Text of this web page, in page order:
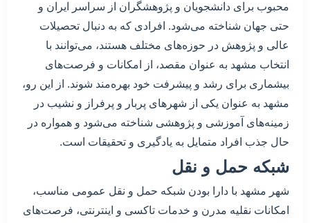
محبوب برای دانشجویان و پژوهشگران از سراسر ایران و
حتی جهان شناخته می‌شود. افرادی که به دنبال تحصیلات
عالی و پژوهش در حوزه‌های مختلف هستند، می‌توانند با
انتخاب مشهد به عنوان مقصد، از امکانات و فرصت‌های
بیشماری برای رشد و پیشرفت خود بهره‌مند شوند. از این رو،
مشهد به عنوان یکی از شهرهای پربار و پرفراز و نشیب در
زمینه‌های آموزشی و پژوهشی شناخته می‌شود و همواره در
حال جذب افراد متمایل به یادگیری و تحقیقات است.
شبکه حمل و نقل
شهر مشهد با دارا بودن شبکه حمل و نقل عمومی مناسب،
امکانات نقلیه مدرن و خدمات تاکسی و اینترنتی، فرصت‌های